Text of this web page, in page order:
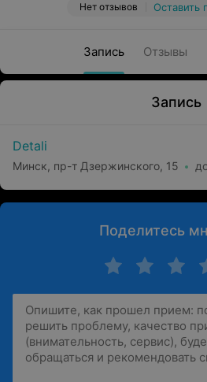
Нет отзывов Оставить
Запись Отзывы
Запись
Detali
Минск, пр-т Дзержинского, 15
Поделитесь